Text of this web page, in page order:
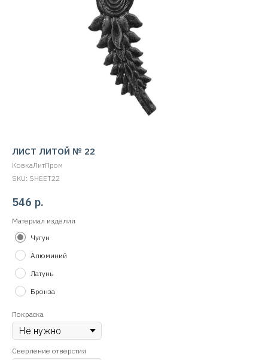
ЛИСТ ЛИТОЙ № 22
КовкаЛитПром
SKU: SHEET22
546 р.
Материал изделия
Чугун
Алюминий
Латунь
Бронза
Покраска
Сверление отверстия